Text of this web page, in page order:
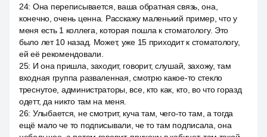
24: Она переписывается, ваша обратная связь, она,
конечно, очень ценна. Расскажу маленький пример, что у
меня есть 1 коллега, которая пошла к стоматологу. Это
было лет 10 назад. Может, уже 15 приходит к стоматологу,
ей её рекомендовали.
25: И она пришла, заходит, говорит, слушай, захожу, там
входная группа разваленная, смотрю какое-то стекло
треснутое, администраторы, все, кто как, кто, во что горазд
одетт, да никто там на меня.
26: Улыбается, не смотрит, куча там, чего-то там, а тогда
ещё мало че то подписывали, че то там подписала, она